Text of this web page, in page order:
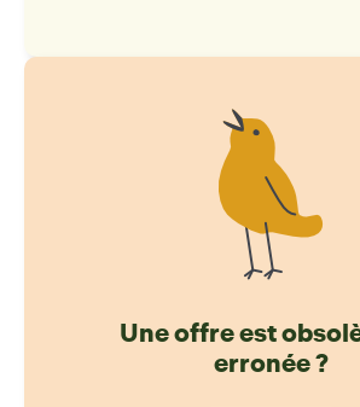
Une offre est
erronée ?